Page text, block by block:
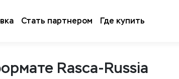
Стать партнером Где купить
Rasca-Russia